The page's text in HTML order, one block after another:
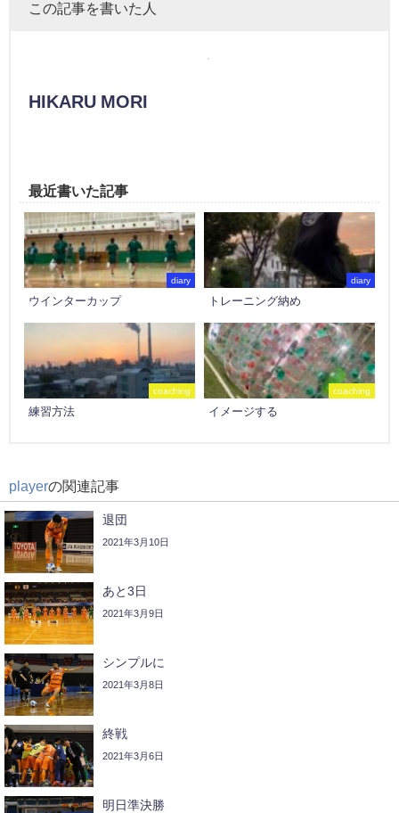
この記事を書いた人
HIKARU MORI
最近書いた記事
diary
ウインターカップ
diary
トレーニング納め
coaching
練習方法
coaching
イメージする
playerの関連記事
退団
2021年3月10日
あと3日
2021年3月9日
シンプルに
2021年3月8日
終戦
2021年3月6日
明日準決勝